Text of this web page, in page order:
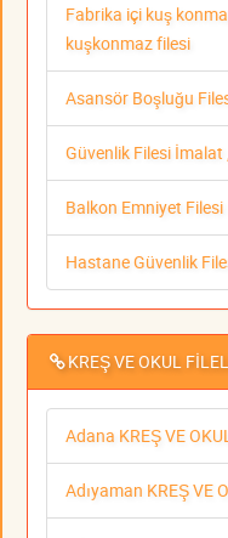
Fabrika içi kuş
kuşkonmaz filesi
Asansör Boşluğu
Güvenlik Filesi İmalat
Balkon Emniyet Filesi
Hastane Güvenlik
KREŞ VE OKUL
Adana KREŞ VE
Adıyaman KREŞ VE